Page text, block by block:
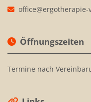
 office@ergotherapie-
 Öffnungszeiten
Termine nach